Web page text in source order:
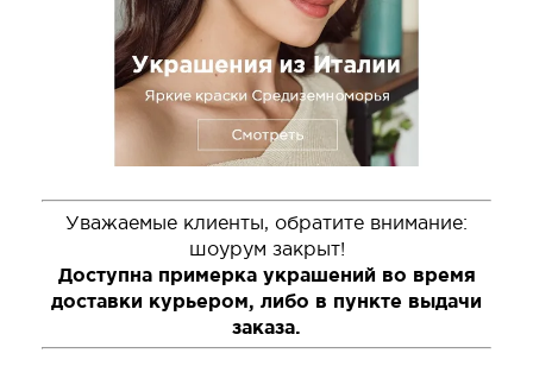
Уважаемые клиенты, обратите внимание:
шоурум закрыт!
Доступна примерка украшений во время
доставки курьером, либо в пункте выдачи
заказа.